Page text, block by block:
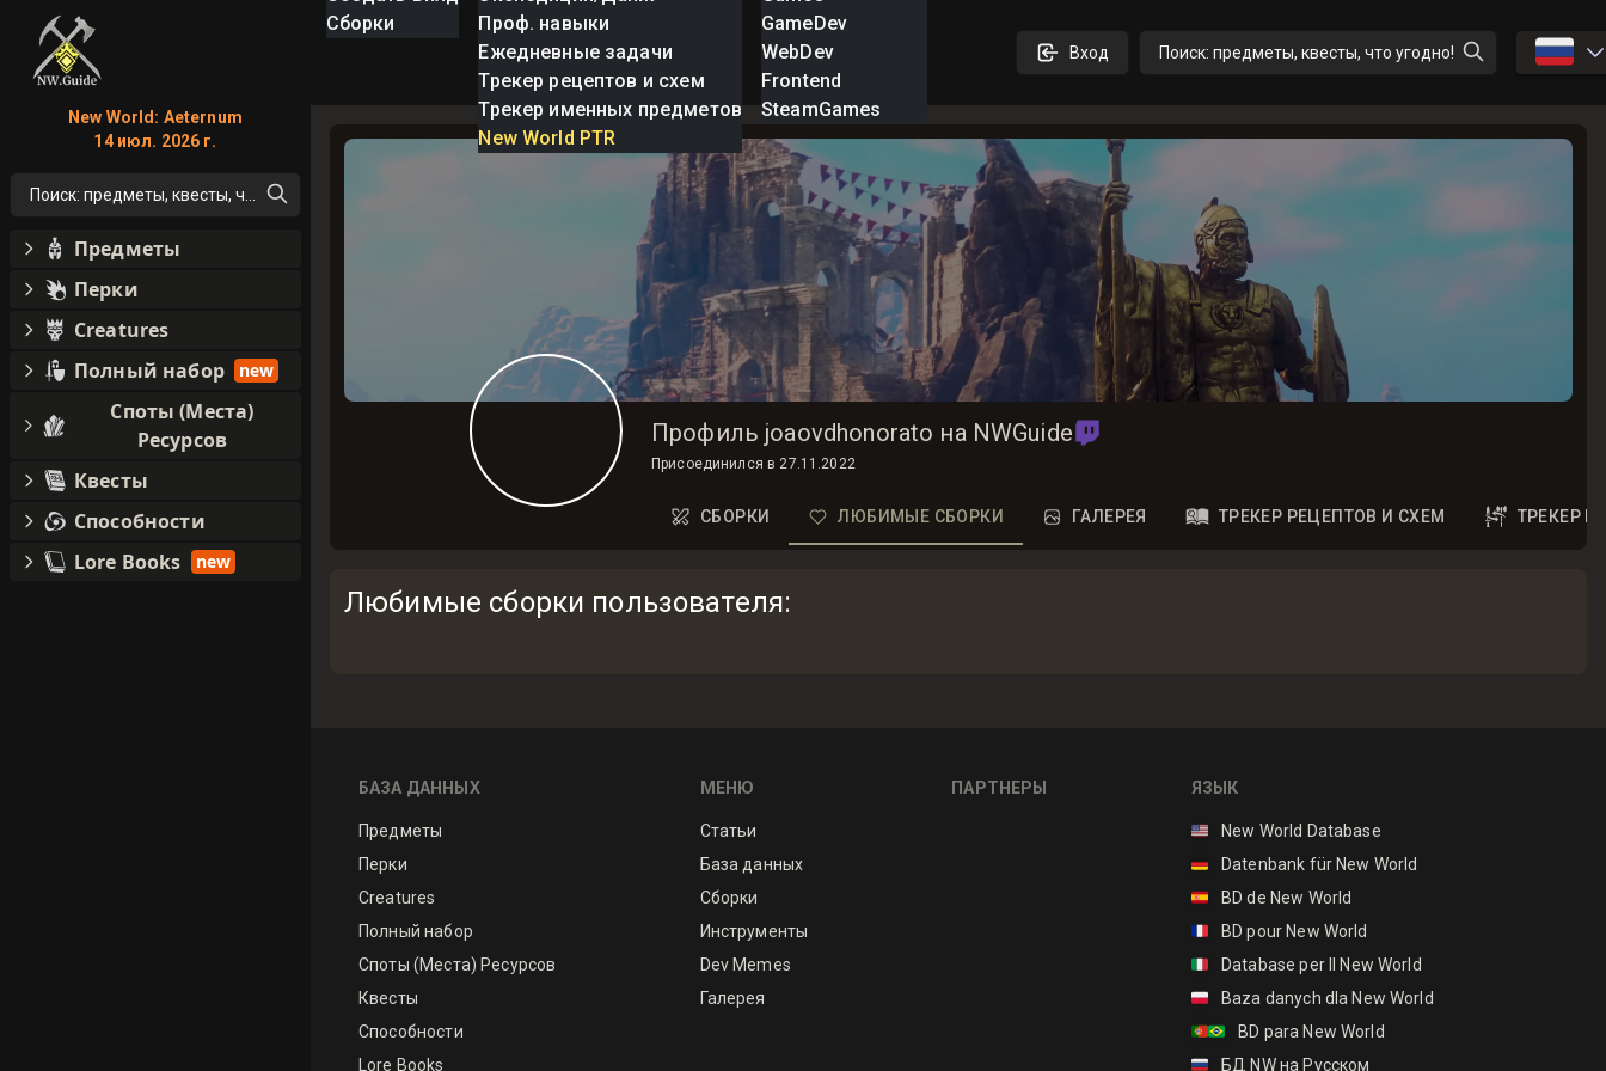
Сборки
Проф. навыки
Ежедневные задачи
Трекер рецептов и схем
Трекер именных предметов
New World PTR
GameDev
WebDev
Frontend
SteamGames
Вход Поиск: предметы, квесты, что угодно! 🇷🇺
Профиль joaovdhonorato на NWGuide
Присоединился в 27.11.2022
СБОРКИ ЛЮБИМЫЕ СБОРКИ ГАЛЕРЕЯ ТРЕКЕР РЕЦЕПТОВ И СХЕМ ТРЕКЕР
Любимые сборки пользователя:
БАЗА ДАННЫХ
Предметы
Перки
Creatures
Полный набор
Споты (Места) Ресурсов
Квесты
Способности
Lore Books
МЕНЮ
Статьи
База данных
Сборки
Инструменты
Dev Memes
Галерея
ПАРТНЕРЫ ЯЗЫК
🇺🇸
New World Database
🇩🇪
Datenbank für New World
🇪🇸
BD de New World
🇫🇷
BD pour New World
🇮🇹
Database per Il New World
🇵🇱
Baza danych dla New World
🇵🇹🇧🇷
BD para New World
🇷🇺
БД NW на Русском
New World: Aeternum
14 июл. 2026 г.
Поиск: предметы, квесты, что угодно!
Предметы
Перки
Creatures
Полный набор
new
Споты (Места)
Ресурсов
Квесты
Способности
Lore Books
new